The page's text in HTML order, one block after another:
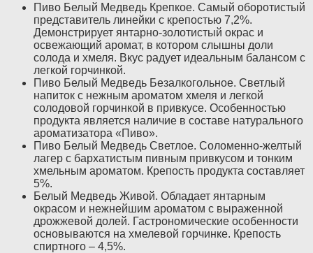
Пиво Белый Медведь Крепкое. Самый оборотистый
представитель линейки с крепостью 7,2%.
Демонстрирует янтарно-золотистый окрас и
освежающий аромат, в котором слышны доли
солода и хмеля. Вкус радует идеальным балансом с
легкой горчинкой.
Пиво Белый Медведь Безалкогольное. Светлый
напиток с нежным ароматом хмеля и легкой
солодовой горчинкой в привкусе. Особенностью
продукта является наличие в составе натурального
ароматизатора «Пиво».
Пиво Белый Медведь Светлое. Соломенно-желтый
лагер с бархатистым пивным привкусом и тонким
хмельным ароматом. Крепость продукта составляет
5%.
Белый Медведь Живой. Обладает янтарным
окрасом и нежнейшим ароматом с выраженной
дрожжевой долей. Гастрономические особенности
основываются на хмелевой горчинке. Крепость
спиртного – 4,5%.